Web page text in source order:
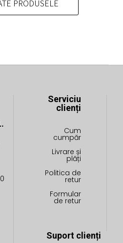
PRODUSELE
Serviciu
clienți
Cum
cumpăr
Livrare și
plăți
Politica de
retur
Formular
de retur
Suport clienți